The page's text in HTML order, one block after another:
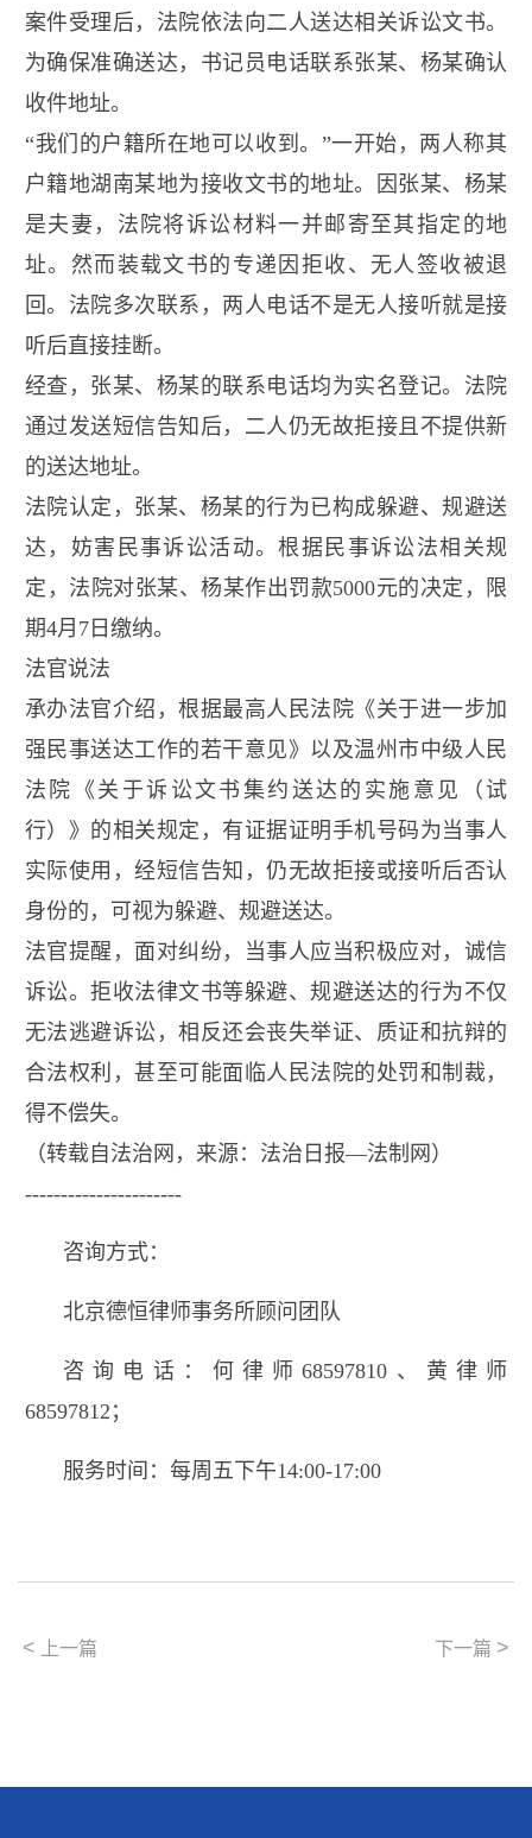
案件受理后，法院依法向二人送达相关诉讼文书。
为确保准确送达，书记员电话联系张某、杨某确认
收件地址。
“我们的户籍所在地可以收到。”一开始，两人称其
户籍地湖南某地为接收文书的地址。因张某、杨某
是夫妻，法院将诉讼材料一并邮寄至其指定的地
址。然而装载文书的专递因拒收、无人签收被退
回。法院多次联系，两人电话不是无人接听就是接
听后直接挂断。
经查，张某、杨某的联系电话均为实名登记。法院
通过发送短信告知后，二人仍无故拒接且不提供新
的送达地址。
法院认定，张某、杨某的行为已构成躲避、规避送
达，妨害民事诉讼活动。根据民事诉讼法相关规
定，法院对张某、杨某作出罚款5000元的决定，限
期4月 7 日缴纳。
法官说法
承办法官介绍，根据最高人民法院《关于进一步加
强民事送达工作的若干意见》以及温州市中级人民
法院《关于诉讼文书集约送达的实施意见（试
行）》的相关规定，有证据证明手机号码为当事人
实际使用，经短信告知，仍无故拒接或接听后否认
身份的，可视为躲避、规避送达。
法官提醒，面对纠纷，当事人应当积极应对，诚信
诉讼。拒收法律文书等躲避、规避送达的行为不仅
无法逃避诉讼，相反还会丧失举证、质证和抗辩的
合法权利，甚至可能面临人民法院的处罚和制裁，
得不偿失。
（转载自法治网，来源：法治日报—法制网）
----------------------
咨询方式：
北京德恒律师事务所顾问团队
咨询电话：何律师68597810 、黄律师
68597812 ；
服务时间：每周五下午14:00-17:00
< 上一篇 下一篇 >